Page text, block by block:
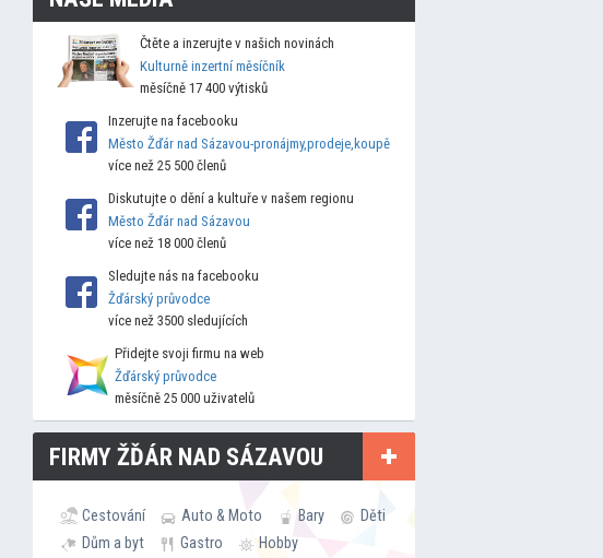
Čtěte a inzerujte v našich novinách
Kulturně inzertní měsíčník
měsíčně 17 400 výtisků
Inzerujte na facebooku
Město Žďár nad Sázavou-pronájmy,prodeje,koupě
více než 25 500 členů
Diskutujte o dění a kultuře v našem regionu
Město Žďár nad Sázavou
více než 18 000 členů
Sledujte nás na facebooku
Žďárský průvodce
více než 3500 sledujících
Přidejte svoji firmu na web
Žďárský průvodce
měsíčně 25 000 uživatelů
FIRMY ŽĎÁR NAD SÁZAVOU
Cestování Auto & Moto Bary
Děti
Dům a byt
Gastro
Hobby